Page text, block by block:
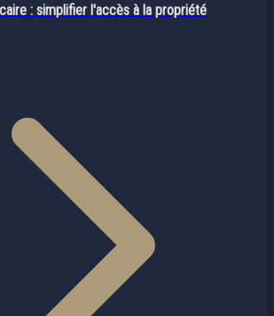
: simplifier l'accès à la propriété